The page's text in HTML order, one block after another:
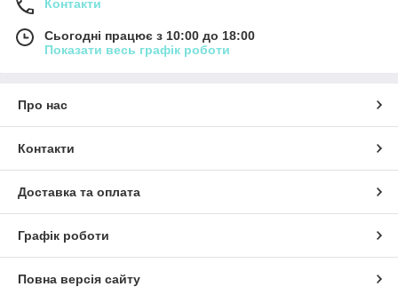
Контакти
Сьогодні працює з 10:00 до 18:00
Показати весь графік роботи
Про нас
Контакти
Доставка та оплата
Графік роботи
Повна версія сайту